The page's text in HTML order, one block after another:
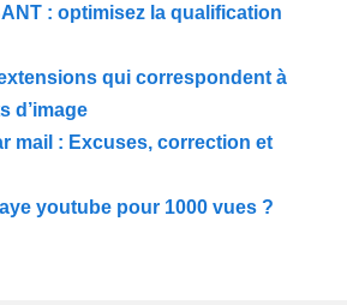
: optimisez la qualification
qui correspondent à
d’image
mail : Excuses, correction et
youtube pour 1000 vues ?